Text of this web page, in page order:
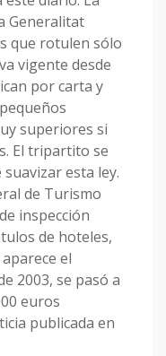
Generalitat
que rotulen sólo
vigente desde
por carta y
superiores si
El tripartito se
esta ley.
de Turismo
inspección
de hoteles,
el
2003, se pasó a
euros
publicada en